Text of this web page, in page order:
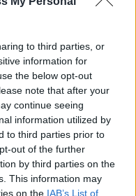
to third parties, or
information for
the below opt-out
note that after your
continue seeing
information utilized by
to third parties prior to
out of the further
by third parties on the
This information may
on the IAB’s List of
-
in copertura sul gol
di più.
R.